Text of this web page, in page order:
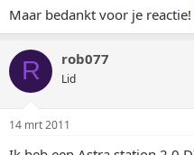
Maar bedankt voor je reactie!
R rob077
Lid
14 mrt 2011